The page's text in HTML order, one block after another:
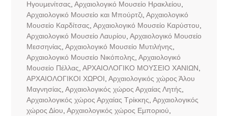
Ηγουμενίτσας Αρχαιολογικό Μουσείο Ηρακλείου
Αρχαιολογικό Μουσείο και Μπούρτζι, Αρχαιολογικό
Μουσείο Καρδίτσας Αρχαιολογικό Μουσείο Καρύστου
Αρχαιολογικό Μουσείο Λαυρίου Αρχαιολογικό Μουσείο
Μεσσηνίας Αρχαιολογικό Μουσείο Μυτιλήνης
Αρχαιολογικό Μουσείο Νικόπολης Αρχαιολογικό
Μουσείο Πέλλας ΑΡΧΑΙΟΛΟΓΙΚΟ ΜΟΥΣΕΙΟ ΧΑΝΙΩΝ
ΑΡΧΑΙΟΛΟΓΙΚΟΙ ΧΩΡΟΙ Αρχαιολογικός χώρος Άλου
Μαγνησίας Αρχαιολογικός χώρος Αρχαίας Λητής
Αρχαιολογικός χώρος Αρχαίας Τρίκκης Αρχαιολογικός
χώρος Δίου Αρχαιολογικός χώρος Εμποριού